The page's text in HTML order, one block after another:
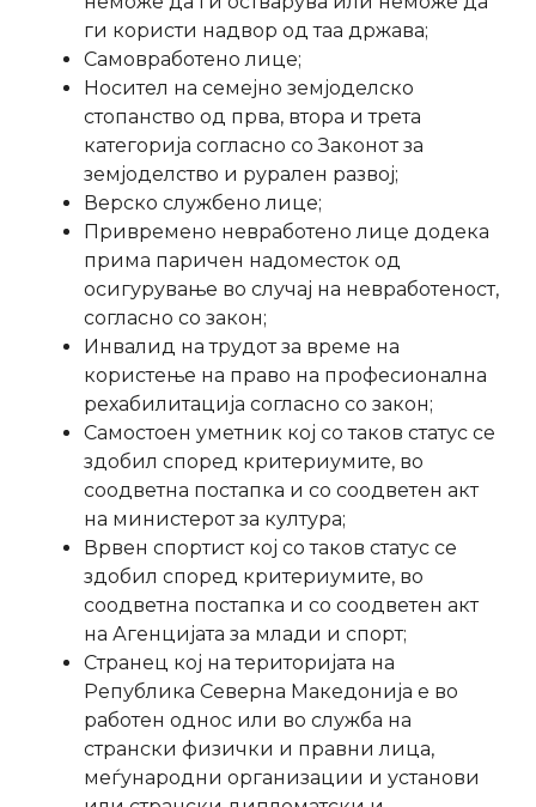
ги користи надвор од таа држава;
Самовработено лице;
Носител на семејно земјоделско
стопанство од прва, втора и трета
категорија согласно со Законот за
земјоделство и рурален развој;
Верско службено лице;
Привремено невработено лице додека
прима паричен надоместок од
осигурување во случај на невработеност,
согласно со закон;
Инвалид на трудот за време на
користење на право на професионална
рехабилитација согласно со закон;
Самостоен уметник кој со таков статус се
здобил според критериумите, во
соодветна постапка и со соодветен акт
на министерот за култура;
Врвен спортист кој со таков статус се
здобил според критериумите, во
соодветна постапка и со соодветен акт
на Агенцијата за млади и спорт;
Странец кој на територијата на
Република Северна Македонија е во
работен однос или во служба на
странски физички и правни лица,
меѓународни организации и установи